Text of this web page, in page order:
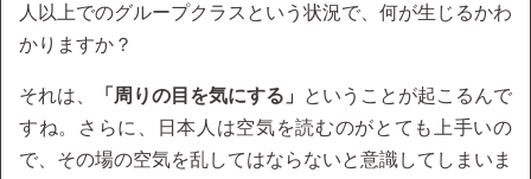
人以上でのグループクラスという状況で、何が生じるかわ
かりますか？
それは、 「周りの目を気にする」
ということが起こるんで
すね。さらに、日本人は空気を読むのがとても上手いの
で、その場の空気を乱してはならないと意識してしまいま